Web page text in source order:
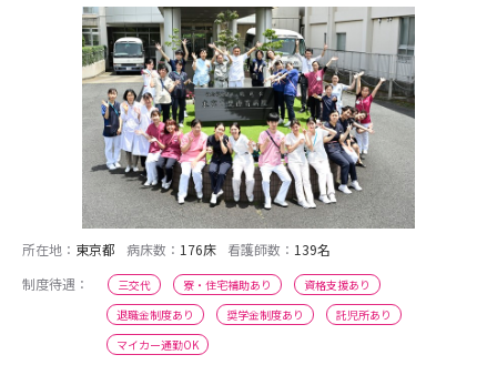
所在地： 東京都 病床数： 176床 看護師数： 139名
制度待遇：
三交代 寮・住宅補助あり
資格支援あり
退職金制度あり
奨学金制度あり
託児所あり
マイカー通勤OK